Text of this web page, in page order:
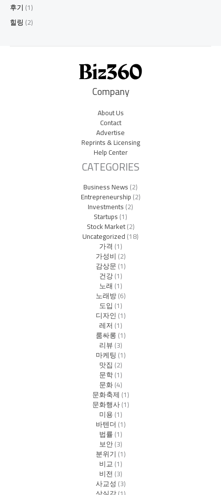
후기 (1)
힐링 (2)
Company
About Us
Contact
Advertise
Reprints & Licensing
Help Center
CATEGORIES
Business News(2)
Entrepreneurship(2)
Investments(2)
Startups(1)
Stock Market(2)
Uncategorized(18)
가격 (1)
가성비 (2)
감상문(1)
건강(1)
노래 (1)
노래방(6)
도입 (1)
디자인(1)
레저 (1)
룸싸롱(1)
리뷰(3)
마케팅 (1)
맛집 (2)
문학(1)
문화(4)
문화축제 (1)
문화행사(1)
미용(1)
바텐더 (1)
법률(1)
보안(3)
분위기 (1)
비교(1)
비전(3)
사교성 (3)